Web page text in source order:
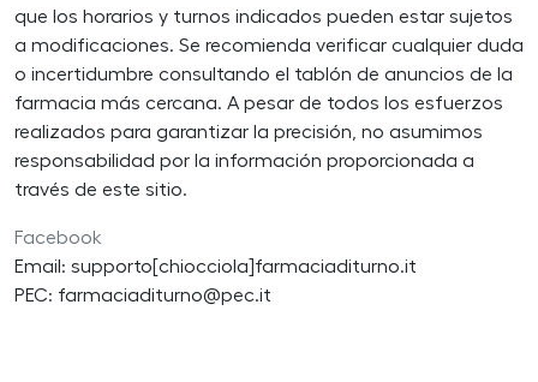
que los horarios y turnos indicados pueden estar sujetos
a modificaciones. Se recomienda verificar cualquier duda
o incertidumbre consultando el tablón de anuncios de la
farmacia más cercana. A pesar de todos los esfuerzos
realizados para garantizar la precisión, no asumimos
responsabilidad por la información proporcionada a
través de este sitio.
Facebook
Email: supporto[chiocciola]farmaciaditurno.it
PEC: farmaciaditurno@pec.it